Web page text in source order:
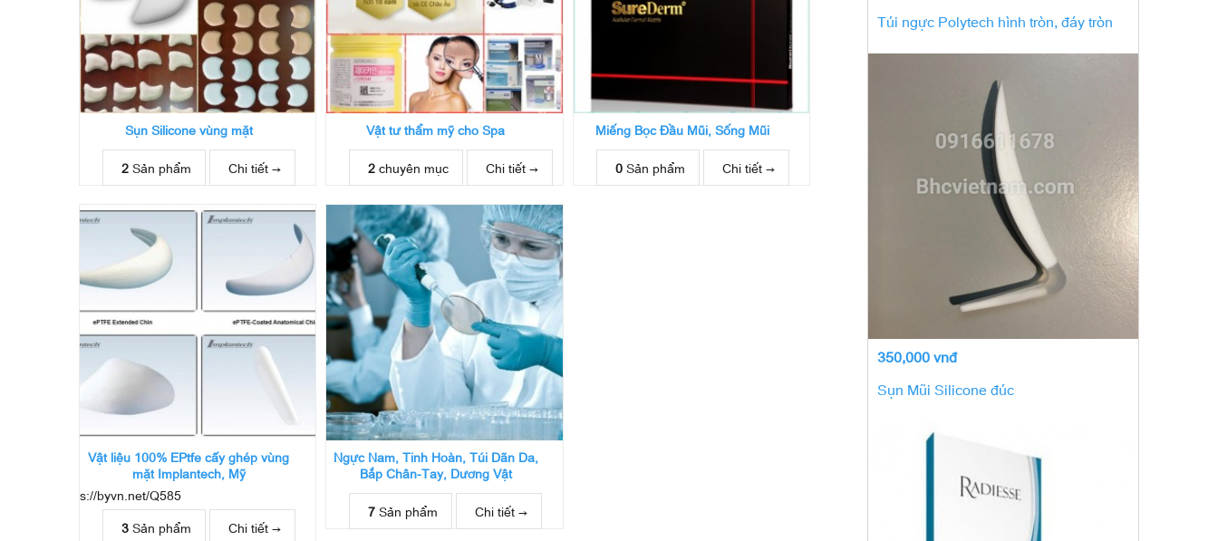
Sụn Silicone vùng mặt
2 Sản phẩm Chi tiết →
Vật tư thẩm mỹ cho Spa
2 chuyên mục Chi tiết →
Miếng Bọc Đầu Mũi, Sống Mũi
0Sản phẩm Chi tiết →
Vật liệu 100% EPtfe cấy ghép vùng
mặt Implantech, Mỹ
s://byvn.net/Q585
3 Sản phẩm Chi tiết →
Ngực Nam, Tinh Hoàn, Túi Dãn Da,
Bắp Chân-Tay, Dương Vật
7 Sản phẩm Chi tiết →
Túi ngực Polytech hình tròn, đáy tròn
350,000 vnđ
Sụn Mũi Silicone đúc